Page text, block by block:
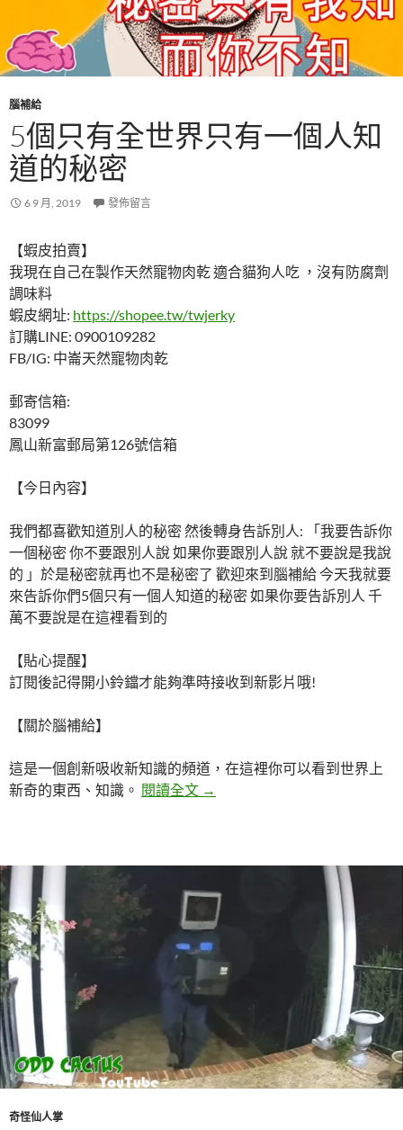
腦補給
5個只有全世界只有一個人知
道的秘密
6 9 月, 2019 發佈留言
【蝦皮拍賣】
我現在自己在製作天然寵物肉乾 適合貓狗人吃 ，沒有防腐劑
調味料
蝦皮網址: https://shopee.tw/twjerky
訂購LINE: 0900109282
FB/IG: 中崙天然寵物肉乾
郵寄信箱:
83099
鳳山新富郵局第126號信箱
【今日內容】
我們都喜歡知道別人的秘密 然後轉身告訴別人: 「我要告訴你
一個秘密 你不要跟別人說 如果你要跟別人說 就不要說是我說
的 」於是秘密就再也不是秘密了 歡迎來到腦補給 今天我就要
來告訴你們5個只有一個人知道的秘密 如果你要告訴別人 千
萬不要說是在這裡看到的
【貼心提醒】
訂閱後記得開小鈴鐺才能夠準時接收到新影片哦!
【關於腦補給】
這是一個創新吸收新知識的頻道，在這裡你可以看到世界上
新奇的東西、知識。 閱讀全文 5個只有全世界只有一個人知道
→
奇怪仙人掌